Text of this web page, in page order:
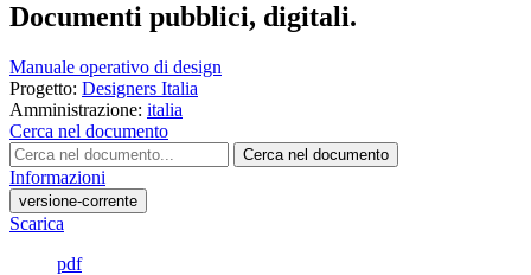
Documenti pubblici, digitali.
Manuale operativo di design
Progetto: Designers Italia
Amministrazione: italia
Cerca nel documento
Cerca nel documento
Informazioni
versione-corrente
Scarica
pdf